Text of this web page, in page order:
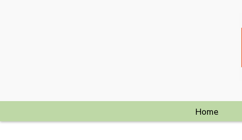
Home